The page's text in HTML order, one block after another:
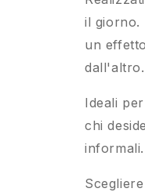
il giorno.
un
dall'altro.
Ideali
chi